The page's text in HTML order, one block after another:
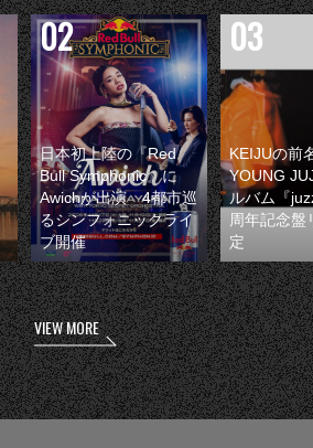
日本初上陸の『Red
Bull Symphonic』に
Awichが出演 4都市巡
るシンフォニックライ
ブ開催
KEIJUの前
YOUNG
ルバム『
周年記念盤
定
VIEW MORE